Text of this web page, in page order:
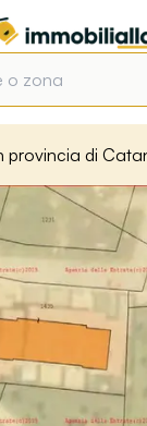
provincia di